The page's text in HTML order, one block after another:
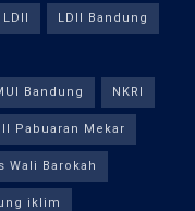
LDII LDII Bandung
Bandung NKRI
Pabuaran Mekar
Wali Barokah
iklim